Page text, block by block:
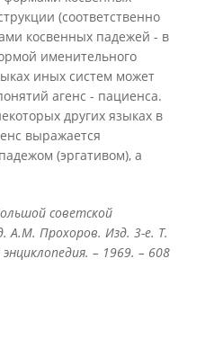
(соответственно
косвенных падежей - в
именительного
иных систем может
агенс - пациенса.
других языках в
выражается
(эргативом), а
советской
А.М. Прохоров. Изд. 3-е. Т.
– 1969. – 608